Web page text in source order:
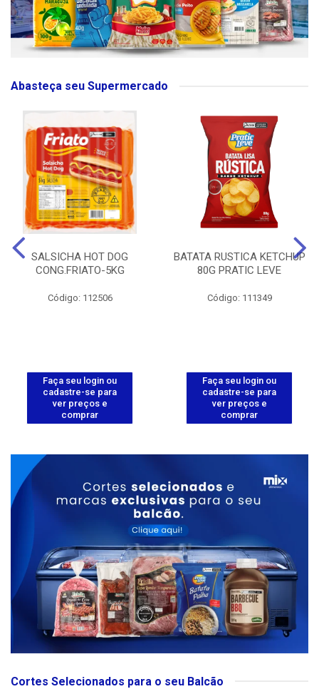
Abasteça seu Supermercado
SALSICHA HOT DOG
CONG.FRIATO-5KG
Código: 112506
Faça seu login ou
cadastre-se para
ver preços e
comprar
BATATA RUSTICA KETCHUP
80G PRATIC LEVE
Código: 111349
Faça seu login ou
cadastre-se para
ver preços e
comprar
Cortes Selecionados para o seu Balcão